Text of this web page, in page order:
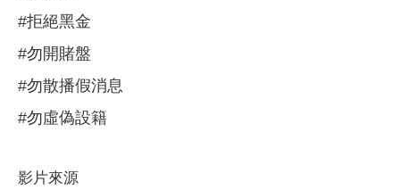
#拒絕黑金
#勿開賭盤
#勿散播假消息
#勿虛偽設籍
影片來源